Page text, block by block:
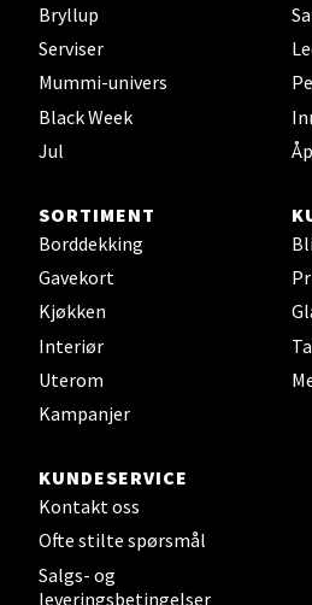
Bryllup
Serviser
Mummi-univers
Black Week
Jul
SORTIMENT
Borddekking
Gavekort
Kjøkken
Interiør
Uterom
Kampanjer
KUNDESERVICE
Kontakt oss
Ofte stilte spørsmål
Salgs- og
leveringsbetingelser
Åpent i dag 10-21
Åpent i dag 10-20